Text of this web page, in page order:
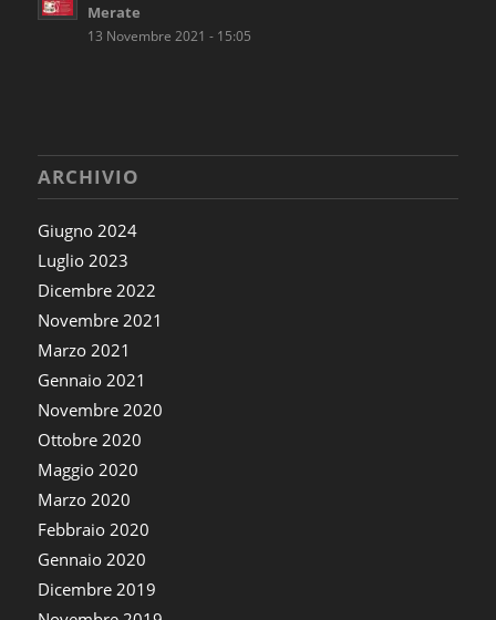
Merate
13 Novembre 2021 - 15:05
ARCHIVIO
Giugno 2024
Luglio 2023
Dicembre 2022
Novembre 2021
Marzo 2021
Gennaio 2021
Novembre 2020
Ottobre 2020
Maggio 2020
Marzo 2020
Febbraio 2020
Gennaio 2020
Dicembre 2019